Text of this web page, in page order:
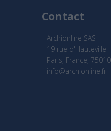
Contact
Archionline SAS
19 rue d'Hauteville
Paris, France, 75010
info@archionline.fr